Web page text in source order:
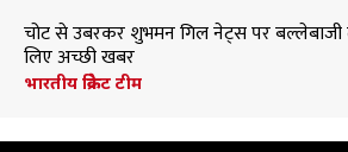
चोट से उबरकर शुभमन गिल नेट्स पर बल्लेबाजी
लिए अच्छी खबर
भारतीय क्रिकेट टीम